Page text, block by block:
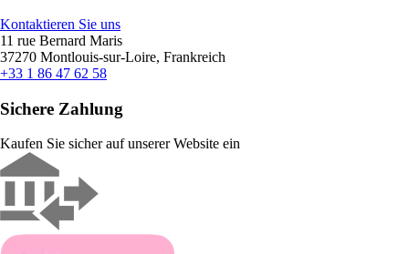
Kontaktieren Sie uns
11 rue Bernard Maris
37270 Montlouis-sur-Loire, Frankreich
+33 1 86 47 62 58
Sichere Zahlung
Kaufen Sie sicher auf unserer Website ein